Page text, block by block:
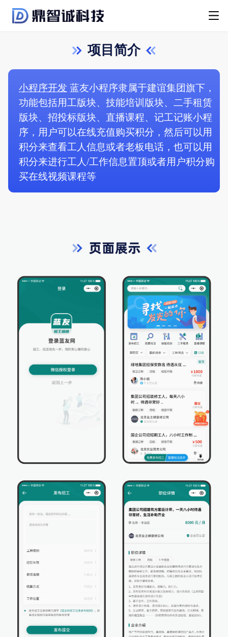
项目简介
小程序开发蓝友小程序隶属于建谊集团旗下，
功能包括用工版块、技能培训版块、二手租赁
版块、招投标版块、直播课程、记工记账小程
序，用户可以在线充值购买积分，然后可以用
积分来查看工人信息或者老板电话，也可以用
积分来进行工人/工作信息置顶或者用户积分购
买在线视频课程等